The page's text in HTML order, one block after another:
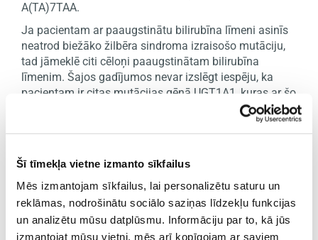
Šī tīmekļa vietne izmanto sīkfailus
Mēs izmantojam sīkfailus, lai personalizētu saturu un
reklāmas, nodrošinātu sociālo saziņas līdzekļu funkcijas
un analizētu mūsu datplūsmu. Informāciju par to, kā jūs
izmantojat mūsu vietni, mēs arī kopīgojam ar saviem
A(TA)7TAA.
Ja pacientam ar paaugstinātu bilirubīna līmeni asinīs
neatrod biežāko žilbēra sindroma izraisošo mutāciju,
tad jāmeklē citi cēloņi paaugstinātam bilirubīna
līmenim. Šajos gadījumos nevar izslēgt iespēju, ka
pacientam ir citas mutācijas gēnā UGT1A1, kuras ar šo
 Būtiski zināt!